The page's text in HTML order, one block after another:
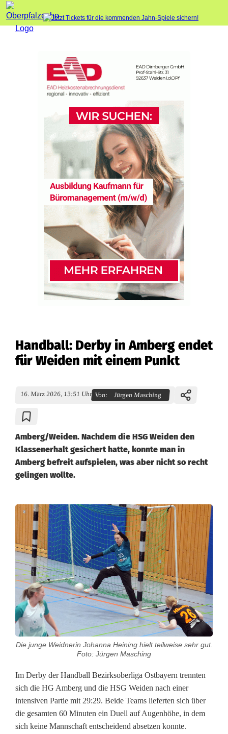
Handball: Derby in Amberg endet
für Weiden mit einem Punkt
16. März 2026, 13:51 Uhr Von: Jürgen Masching
Amberg/Weiden. Nachdem die HSG Weiden den
Klassenerhalt gesichert hatte, konnte man in
Amberg befreit aufspielen, was aber nicht so recht
gelingen wollte.
H
a
n
d
b
a
l
D
e
r
Die junge Weidnerin Johanna Heining hielt teilweise sehr gut.
Foto: Jürgen Masching
Im Derby der Handball Bezirksoberliga Ostbayern trennten
sich die HG Amberg und die HSG Weiden nach einer
intensiven Partie mit 29:29. Beide Teams lieferten sich über
die gesamten 60 Minuten ein Duell auf Augenhöhe, in dem
sich keine Mannschaft entscheidend absetzen konnte.